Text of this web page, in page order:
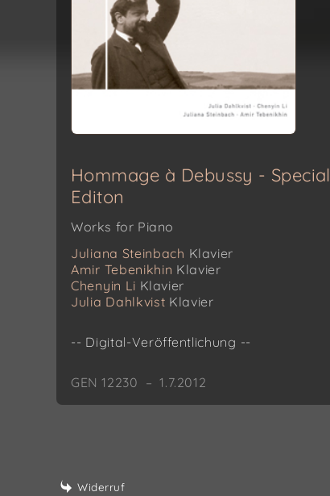
Hommage à Debussy - Special
Editon
Works for Piano
Juliana Steinbach Klavier
Amir Tebenikhin Klavier
Chenyin Li Klavier
Julia Dahlkvist Klavier
-- Digital-Veröffentlichung --
GEN 12230 – 1.7.2012
Widerruf